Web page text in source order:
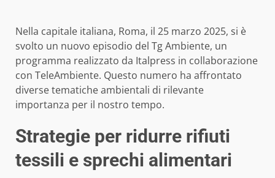
Nella capitale italiana, Roma, il 25 marzo 2025, si è
svolto un nuovo episodio del Tg Ambiente, un
programma realizzato da Italpress in collaborazione
con TeleAmbiente. Questo numero ha affrontato
diverse tematiche ambientali di rilevante
importanza per il nostro tempo.
Strategie per ridurre rifiuti
tessili e sprechi alimentari